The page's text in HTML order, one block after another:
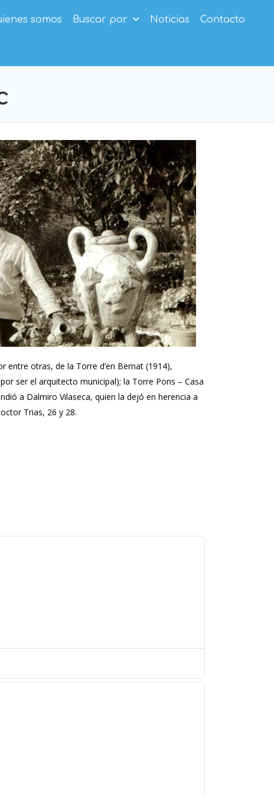
somos Buscar por Noticias Contacto
entre otras, de la Torre d’en Bernat (1914),
ser el arquitecto municipal); la Torre Pons – Casa
a Dalmiro Vilaseca, quien la dejó en herencia a
Trias, 26 y 28.